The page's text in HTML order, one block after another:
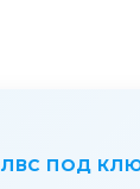
ЛВС ПОД